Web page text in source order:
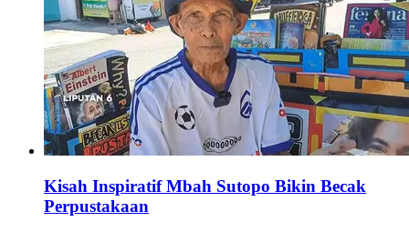
Kisah Inspiratif Mbah Sutopo Bikin Becak
Perpustakaan